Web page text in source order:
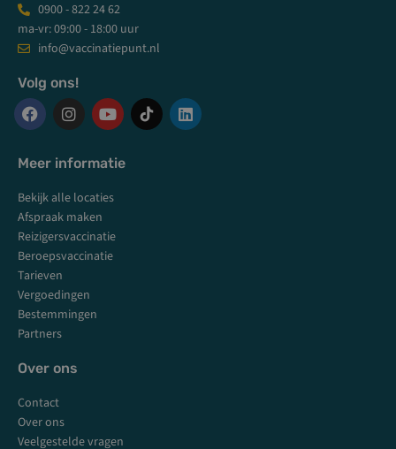
0900 - 822 24 62
ma-vr: 09:00 - 18:00 uur
info@vaccinatiepunt.nl
Volg ons!
F
c
e
b
o
o
k
I
s
t
a
g
r
a
m
Y
u
t
b
L
Meer informatie
Bekijk alle locaties
Afspraak maken
Reizigersvaccinatie
Beroepsvaccinatie
Tarieven
Vergoedingen
Bestemmingen
Partners
Over ons
Contact
Over ons
Veelgestelde vragen